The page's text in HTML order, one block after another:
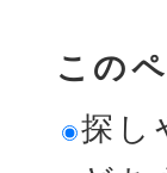
この
探し